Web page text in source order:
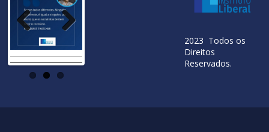
ous
2023 Todos os
Direitos
Reservados.